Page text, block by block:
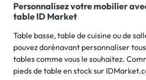
Personnalisez votre mobilier
table ID Market
Table basse, table de cuisine ou de
pouvez dorénavant personnaliser
tables comme vous le souhaitez.
pieds de table en stock sur